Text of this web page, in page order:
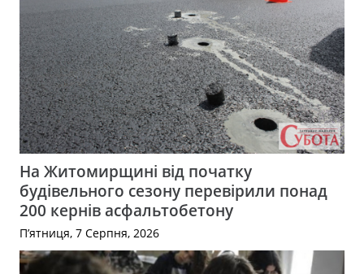
На Житомирщині від початку
будівельного сезону перевірили понад
200 кернів асфальтобетону
П’ятниця, 7 Серпня, 2026